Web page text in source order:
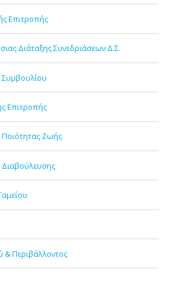
Επιτροπής
Διάταξης Συνεδριάσεων Δ.Σ.
Επιτροπής
Ζωής
Διαβούλευσης
& Περιβάλλοντος